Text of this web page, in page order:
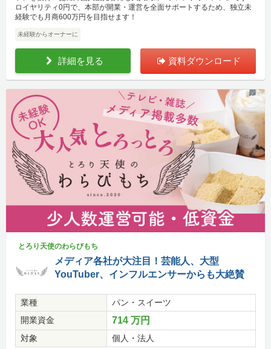
ロイヤリティ0円で、本部が開業・運営を全面サポートするため、独立未
経験でも月商600万円を目指せます！
未経験からオーナーに
詳細を見る 資料ダウンロード
とろり天使のわらびもち
メディア各社が大注目！芸能人、大型
YouTuber、インフルエンサーからも大絶賛
業種
パン・スイーツ
開業資金
714 万円
対象 個人・法人